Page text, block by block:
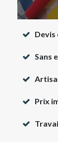
Sans
Prix